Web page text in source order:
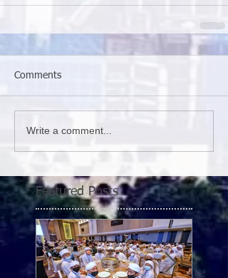
Comments
Write a comment...
Featured Posts